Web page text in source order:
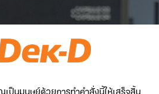
ป็นมนุษย์ด้วยการทำคำสั่งนี้ให้เสร็จสิ้น